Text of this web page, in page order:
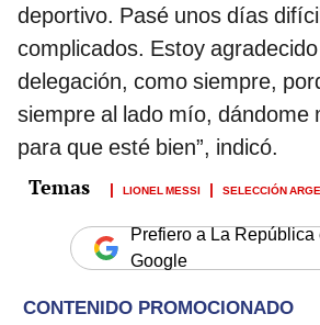
deportivo. Pasé unos días
complicados. Estoy
delegación, como siempre,
siempre al lado mío, dándome
para que esté bien”, indicó.
LIONEL MESSI SELECCIÓN
Prefiero a La República
Google